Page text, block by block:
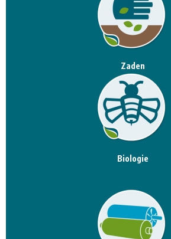
Zaden
Biologie